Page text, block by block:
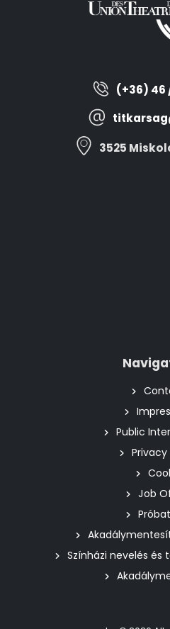
(+36) 46
3525
Public
Privacy
Job
Színházi nevelés és